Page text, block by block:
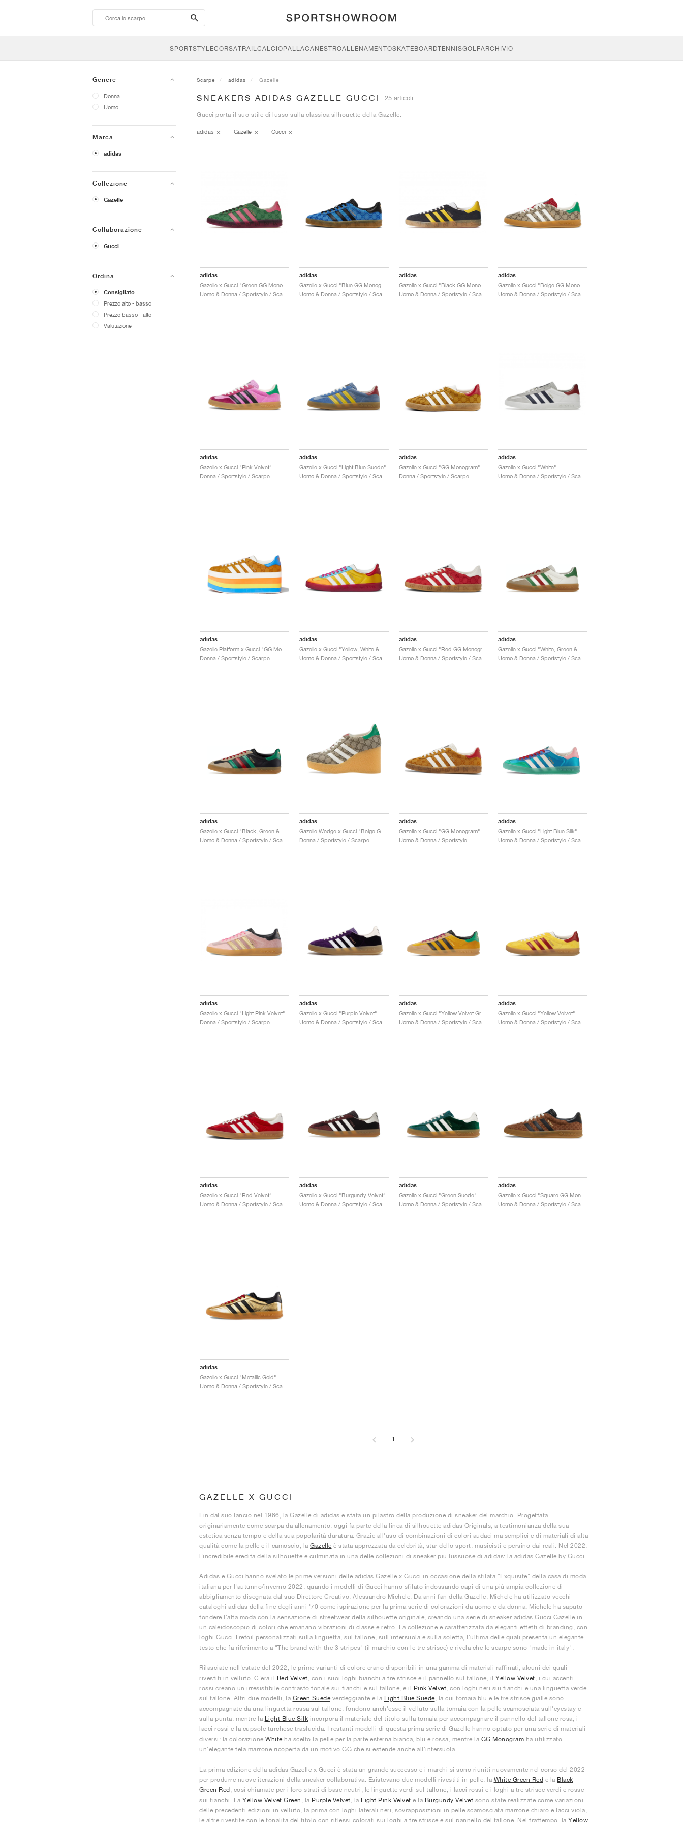
search-
btn
SPORTSTYLECORSATRAILCALCIOPALLACANESTROALLENAMENTOSKATEBOARDTENNISGOLFARCHIVIO
Genere
Donna
Uomo
Marca
adidas
Collezione
Gazelle
Collaborazione
Gucci
Ordina
Consigliato
Prezzo alto - basso
Prezzo basso - alto
Valutazione
Scarpe adidas Gazelle
SNEAKERS ADIDAS GAZELLE GUCCI 25 articoli
Gucci porta il suo stile di lusso sulla classica silhouette della Gazelle.
adidas Gazelle Gucci
adidas adidas
Gazelle x Gucci "Blue GG Monogram"
adidas
Gazelle x Gucci "Black GG Monogram"
adidas
adidas
Gazelle x Gucci "Pink Velvet"
Donna / Sportstyle / Scarpe
adidas
Gazelle x Gucci "Light Blue Suede"
adidas
Gazelle x Gucci "GG Monogram"
Donna / Sportstyle / Scarpe
adidas
Gazelle x Gucci "White"
adidas
Donna / Sportstyle / Scarpe
adidas adidas
Gazelle x Gucci "Red GG Monogram"
adidas
adidas adidas
Gazelle Wedge x Gucci "Beige GG Monogram"
Donna / Sportstyle / Scarpe
adidas
Gazelle x Gucci "GG Monogram"
Uomo & Donna / Sportstyle
adidas
Gazelle x Gucci "Light Blue Silk"
adidas
Gazelle x Gucci "Light Pink Velvet"
Donna / Sportstyle / Scarpe
adidas
Gazelle x Gucci "Purple Velvet"
adidas
Gazelle x Gucci "Yellow Velvet Green"
adidas
Gazelle x Gucci "Yellow Velvet"
adidas
Gazelle x Gucci "Red Velvet"
adidas
Gazelle x Gucci "Burgundy Velvet"
adidas
Gazelle x Gucci "Green Suede"
adidas
adidas
Gazelle x Gucci "Metallic Gold"
1
GAZELLE X GUCCI
Fin dal suo lancio nel 1966, la Gazelle di adidas è stata un pilastro della produzione di sneaker del marchio. Progettata
originariamente come scarpa da allenamento, oggi fa parte della linea di silhouette adidas Originals, a testimonianza della sua
estetica senza tempo e della sua popolarità duratura. Grazie all'uso di combinazioni di colori audaci ma semplici e di materiali di alta
qualità come la pelle e il camoscio, la Gazelle è stata apprezzata da celebrità, star dello sport, musicisti e persino dai reali. Nel 2022,
l'incredibile eredità della silhouette è culminata in una delle collezioni di sneaker più lussuose di adidas: la adidas Gazelle by Gucci.
Adidas e Gucci hanno svelato le prime versioni delle adidas Gazelle x Gucci in occasione della sfilata "Exquisite" della casa di moda
italiana per l'autunno/inverno 2022, quando i modelli di Gucci hanno sfilato indossando capi di una più ampia collezione di
abbigliamento disegnata dal suo Direttore Creativo, Alessandro Michele. Da anni fan della Gazelle, Michele ha utilizzato vecchi
cataloghi adidas della fine degli anni '70 come ispirazione per la prima serie di colorazioni da uomo e da donna. Michele ha saputo
fondere l'alta moda con la sensazione di streetwear della silhouette originale, creando una serie di sneaker adidas Gucci Gazelle in
un caleidoscopio di colori che emanano vibrazioni di classe e retrò. La collezione è caratterizzata da eleganti effetti di branding, con
loghi Gucci Trefoil personalizzati sulla linguetta, sul tallone, sull'intersuola e sulla soletta, l'ultima delle quali presenta un elegante
testo che fa riferimento a "The brand with the 3 stripes" (il marchio con le tre strisce) e rivela che le scarpe sono "made in italy".
Rilasciate nell'estate del 2022, le prime varianti di colore erano disponibili in una gamma di materiali raffinati, alcuni dei quali
rivestiti in velluto. C'era il Red Velvet , con i suoi loghi bianchi a tre strisce e il pannello sul tallone, il Yellow Velvet , i cui accenti
rossi creano un irresistibile contrasto tonale sui fianchi e sul tallone, e il Pink Velvet , con loghi neri sui fianchi e una linguetta verde
sul tallone. Altri due modelli, la Green Suede verdeggiante e la Light Blue Suede , la cui tomaia blu e le tre strisce gialle sono
accompagnate da una linguetta rossa sul tallone, fondono anch'esse il velluto sulla tomaia con la pelle scamosciata sull'eyestay e
sulla punta, mentre la Light Blue Silk incorpora il materiale del titolo sulla tomaia per accompagnare il pannello del tallone rosa, i
lacci rossi e la cupsole turchese traslucida. I restanti modelli di questa prima serie di Gazelle hanno optato per una serie di materiali
diversi: la colorazione White ha scelto la pelle per la parte esterna bianca, blu e rossa, mentre la GG Monogram ha utilizzato
un'elegante tela marrone ricoperta da un motivo GG che si estende anche all'intersuola.
La prima edizione della adidas Gazelle x Gucci è stata un grande successo e i marchi si sono riuniti nuovamente nel corso del 2022
per produrre nuove iterazioni della sneaker collaborativa. Esistevano due modelli rivestiti in pelle: la White Green Red e la Black
Green Red , così chiamate per i loro strati di base neutri, le linguette verdi sul tallone, i lacci rossi e i loghi a tre strisce verdi e rosse
sui fianchi. La Yellow Velvet Green , la Purple Velvet , la Light Pink Velvet e la Burgundy Velvet sono state realizzate come variazioni
delle precedenti edizioni in velluto, la prima con loghi laterali neri, sovrapposizioni in pelle scamosciata marrone chiaro e lacci viola,
le altre rivestite con le tonalità del titolo con riflessi colorati sui loghi a tre strisce e sul pannello del tallone. Nel frattempo, la Yellow